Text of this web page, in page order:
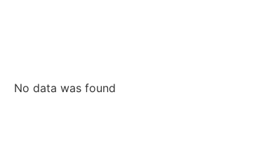
No data was found